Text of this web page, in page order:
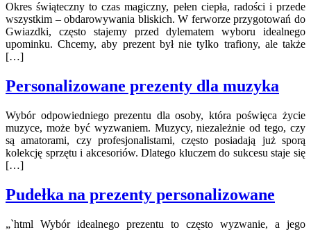
Okres świąteczny to czas magiczny, pełen ciepła, radości i przede
wszystkim – obdarowywania bliskich. W ferworze przygotowań do
Gwiazdki, często stajemy przed dylematem wyboru idealnego
upominku. Chcemy, aby prezent był nie tylko trafiony, ale także
[…]
Personalizowane prezenty dla muzyka
Wybór odpowiedniego prezentu dla osoby, która poświęca życie
muzyce, może być wyzwaniem. Muzycy, niezależnie od tego, czy
są amatorami, czy profesjonalistami, często posiadają już sporą
kolekcję sprzętu i akcesoriów. Dlatego kluczem do sukcesu staje się
[…]
Pudełka na prezenty personalizowane
„`html Wybór idealnego prezentu to często wyzwanie, a jego